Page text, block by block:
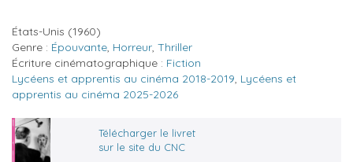
États-Unis (1960)
Genre : Épouvante, Horreur, Thriller
Écriture cinématographique : Fiction
Lycéens et apprentis au cinéma 2018-2019, Lycéens et
apprentis au cinéma 2025-2026
Télécharger le livret
sur le site du CNC